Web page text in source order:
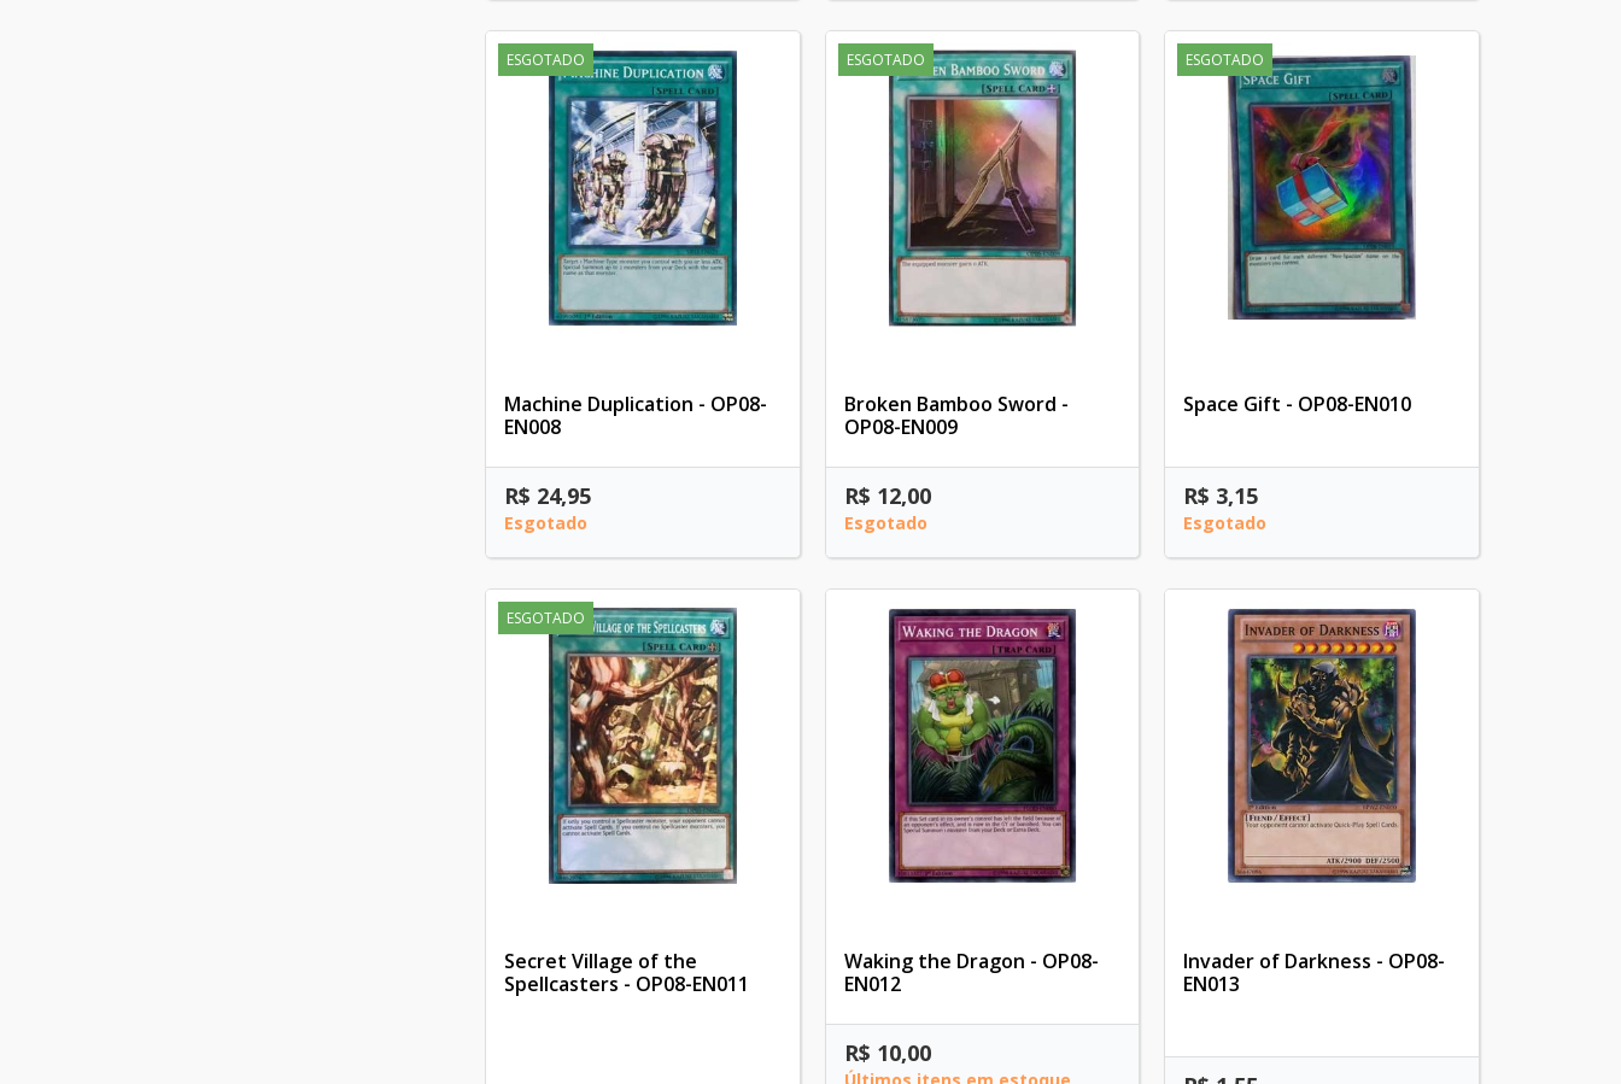
ESGOTADO
Machine Duplication - OP08-
EN008
R$ 24,95
Esgotado
ESGOTADO
Broken Bamboo Sword -
OP08-EN009
R$ 12,00
Esgotado
ESGOTADO
Space Gift - OP08-EN010
R$ 3,15
Esgotado
ESGOTADO
Secret Village of the
Spellcasters - OP08-EN011
Waking the Dragon - OP08-
EN012
R$ 10,00
Invader of Darkness - OP08-
EN013